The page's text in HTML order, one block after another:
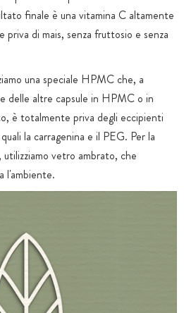
finale è una vitamina C altamente
di mais, senza fruttosio e senza
una speciale HPMC che, a
delle altre capsule in HPMC o in
è totalmente priva degli eccipienti
la carragenina e il PEG. Per la
vetro ambrato, che
l'ambiente.